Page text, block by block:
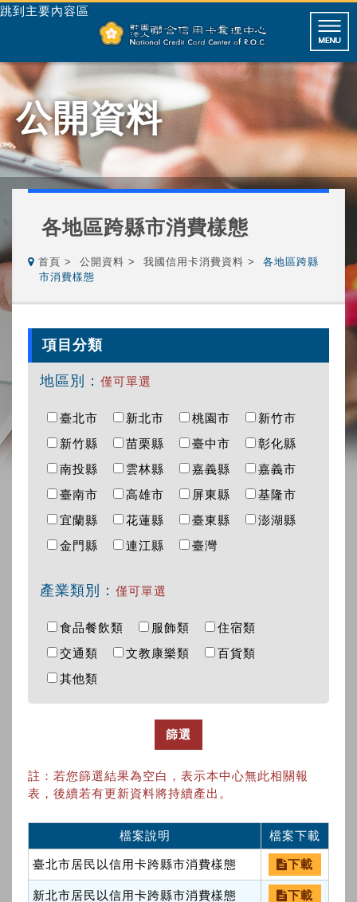
跳到主要內容區
公開資料
各地區跨縣市消費樣態
首頁 公開資料 我國信用卡消費資料
各地區跨縣
市消費樣態
項目分類
地區別： 僅可單選
臺北市 新北市 桃園市
新竹市
新竹縣
苗栗縣 臺中市
彰化縣
南投縣
雲林縣 嘉義縣
嘉義市
臺南市
高雄市 屏東縣
基隆市
宜蘭縣
花蓮縣 臺東縣
澎湖縣
金門縣
連江縣 臺灣
產業類別： 僅可單選
食品餐飲類 服飾類
住宿類
交通類
文教康樂類
百貨類
其他類
篩選
註：若您篩選結果為空白，表示本中心無此相關報
表，後續若有更新資料將持續產出。
檔案說明 檔案下載
臺北市居民以信用卡跨縣市消費樣態 下載
新北市居民以信用卡跨縣市消費樣態 下載